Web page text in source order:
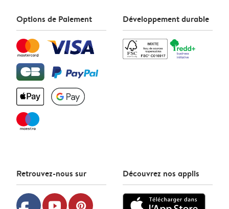
Options de Paiement Développement durable
Retrouvez-nous sur
youtube pinterest
Découvrez nos applis